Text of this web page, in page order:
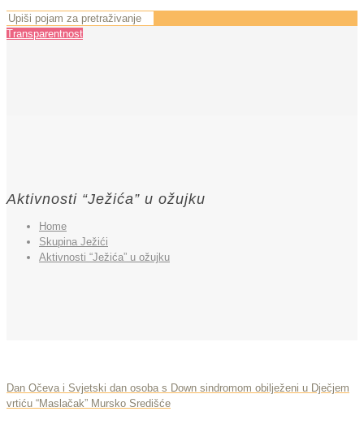
Transparentnost
Aktivnosti “Ježića” u ožujku
Home
Skupina Ježići
Aktivnosti “Ježića” u ožujku
Dan Očeva i Svjetski dan osoba s Down sindromom obilježeni u Dječjem
vrtiću “Maslačak” Mursko Središće